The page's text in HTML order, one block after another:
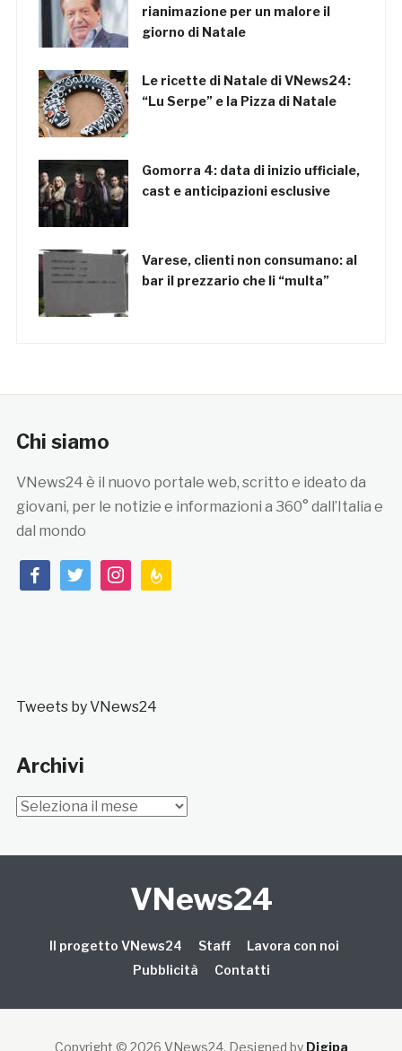
rianimazione per un malore il
giorno di Natale
Le ricette di Natale di VNews24:
“Lu Serpe” e la Pizza di Natale
Gomorra 4: data di inizio ufficiale,
cast e anticipazioni esclusive
Varese, clienti non consumano: al
bar il prezzario che li “multa”
Chi siamo
VNews24 è il nuovo portale web, scritto e ideato da
giovani, per le notizie e informazioni a 360° dall’Italia e
dal mondo
facebooktwitterinstagramfeedburner
Tweets by VNews24
Archivi
Archivi
VNews24
Il progetto VNews24 Staff
Lavora con noi
Pubblicità
Contatti
Copyright © 2026 VNews24. Designed by Digipa